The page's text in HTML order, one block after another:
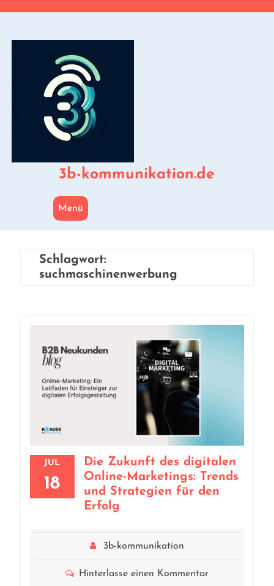
3b-kommunikation.de
Menü
Schlagwort:
suchmaschinenwerbung
JUL
18
Die Zukunft des digitalen
Online-Marketings: Trends
und Strategien für den
Erfolg
3b-kommunikation
Hinterlasse einen Kommentar